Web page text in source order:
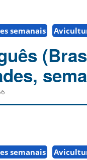
semanais
semanais